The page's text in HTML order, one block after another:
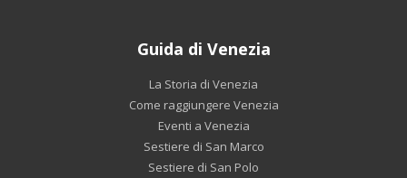
Guida di Venezia
La Storia di Venezia
Come raggiungere Venezia
Eventi a Venezia
Sestiere di San Marco
Sestiere di San Polo